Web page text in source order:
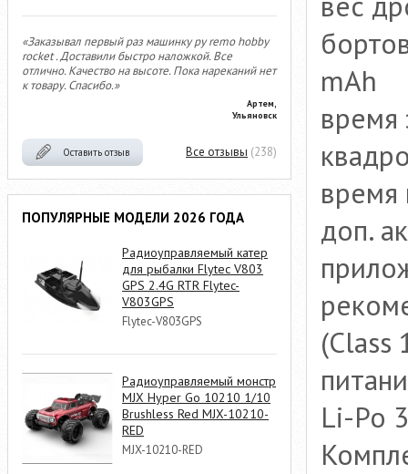
«Заказывал первый раз машинку ру remo hobby
rocket . Доставили быстро наложкой. Все
отлично. Качество на высоте. Пока нареканий нет
к товару. Спасибо.»
Артем,
Ульяновск
Оставить отзыв Все отзывы (238)
ПОПУЛЯРНЫЕ МОДЕЛИ 2026 ГОДА
Радиоуправляемый катер
для рыбалки Flytec V803
GPS 2.4G RTR Flytec-
V803GPS
Flytec-V803GPS
Радиоуправляемый монстр
MJX Hyper Go 10210 1/10
Brushless Red MJX-10210-
RED
MJX-10210-RED
mAh
время
время
доп.
(Class
Li-Po